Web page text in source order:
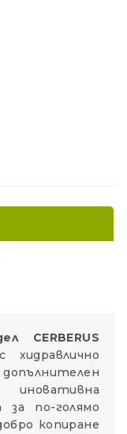
CERBERUS
за по-голямо
копиране